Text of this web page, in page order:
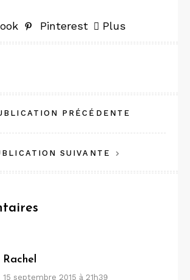
Pinterest Plus
PRÉCÉDENTE
SUIVANTE
Rachel
15 septembre 2015 à 21h39